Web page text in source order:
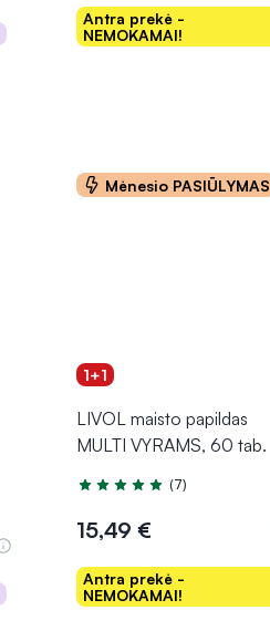
Antra prekė -
NEMOKAMAI!
Į krepšelį
Mėnesio PASIŪLYMAS
1+1
LIVOL maisto papildas
MULTI VYRAMS, 60 tab.
Įvertinimas 4.7 iš 5
(7)
15,49 €
Antra prekė -
NEMOKAMAI!
Į krepšelį